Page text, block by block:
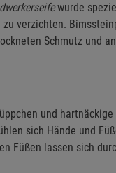
wurde
verzichten.
Schmutz und
und
sich Hände und
Füßen lassen sich